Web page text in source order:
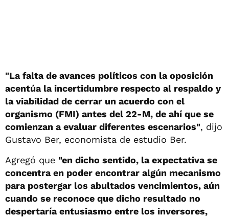
"La falta de avances políticos con la oposición
acentúa la incertidumbre respecto al respaldo y
la viabilidad de cerrar un acuerdo con el
organismo (FMI) antes del 22-M, de ahí que se
comienzan a evaluar diferentes escenarios", dijo
Gustavo Ber, economista de estudio Ber.
Agregó que "en dicho sentido, la expectativa se
concentra en poder encontrar algún mecanismo
para postergar los abultados vencimientos, aún
cuando se reconoce que dicho resultado no
despertaría entusiasmo entre los inversores,